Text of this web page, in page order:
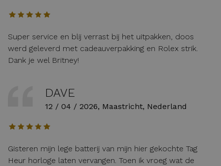
Super service en blij verrast bij het uitpakken, doos
werd geleverd met cadeauverpakking en Rolex strik.
Dank je wel Britney!
DAVE
12 / 04 / 2026, Maastricht, Nederland
Gisteren mijn lege batterij van mijn hier gekochte Tag
Heur horloge laten vervangen. Toen ik vroeg wat de